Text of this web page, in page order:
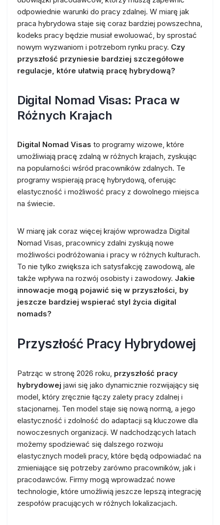
odpowiednie warunki do pracy zdalnej. W miarę jak
praca hybrydowa staje się coraz bardziej powszechna,
kodeks pracy będzie musiał ewoluować, by sprostać
nowym wyzwaniom i potrzebom rynku pracy. Czy
przyszłość przyniesie bardziej szczegółowe
regulacje, które ułatwią pracę hybrydową?
Digital Nomad Visas: Praca w
Różnych Krajach
Digital Nomad Visas to programy wizowe, które
umożliwiają pracę zdalną w różnych krajach, zyskując
na popularności wśród pracowników zdalnych. Te
programy wspierają pracę hybrydową, oferując
elastyczność i możliwość pracy z dowolnego miejsca
na świecie.
W miarę jak coraz więcej krajów wprowadza Digital
Nomad Visas, pracownicy zdalni zyskują nowe
możliwości podróżowania i pracy w różnych kulturach.
To nie tylko zwiększa ich satysfakcję zawodową, ale
także wpływa na rozwój osobisty i zawodowy. Jakie
innowacje mogą pojawić się w przyszłości, by
jeszcze bardziej wspierać styl życia digital
nomads?
Przyszłość Pracy Hybrydowej
Patrząc w stronę 2026 roku, przyszłość pracy
hybrydowej jawi się jako dynamicznie rozwijający się
model, który zręcznie łączy zalety pracy zdalnej i
stacjonarnej. Ten model staje się nową normą, a jego
elastyczność i zdolność do adaptacji są kluczowe dla
nowoczesnych organizacji. W nadchodzących latach
możemy spodziewać się dalszego rozwoju
elastycznych modeli pracy, które będą odpowiadać na
zmieniające się potrzeby zarówno pracowników, jak i
pracodawców. Firmy mogą wprowadzać nowe
technologie, które umożliwią jeszcze lepszą integrację
zespołów pracujących w różnych lokalizacjach.